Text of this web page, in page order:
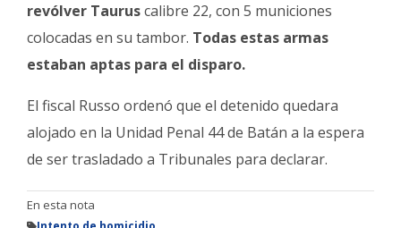
revólver Tauruscalibre 22, con 5 municiones
colocadas en su tambor. Todas estas armas
estaban aptas para el disparo.
El fiscal Russo ordenó que el detenido quedara
alojado en la Unidad Penal 44 de Batán a la espera
de ser trasladado a Tribunales para declarar.
En esta nota